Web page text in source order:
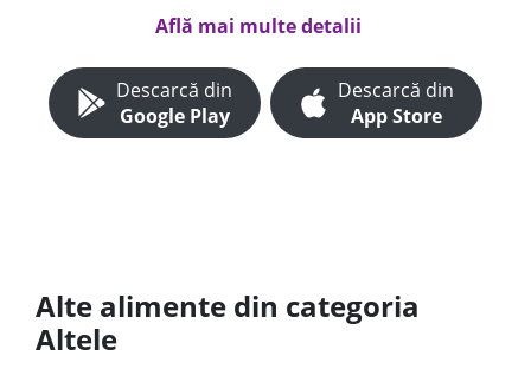
Află mai multe detalii
Descarcă din
Google Play
Descarcă din
App Store
Alte alimente din categoria
Altele